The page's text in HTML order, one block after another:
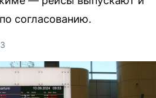
согласованию.